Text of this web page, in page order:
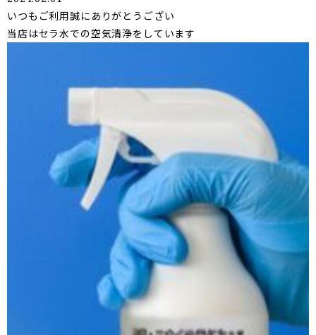
いつもご利用誠にありがとうござい
当店はセラ水での空気清浄をしています